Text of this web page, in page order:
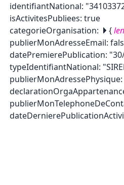
identifiantNational:
isActivitesPubliees: true
categorieOrganisation: {
publierMonAdresseEmail:
datePremierePublication:
typeIdentifiantNational:
publierMonAdressePhysique: